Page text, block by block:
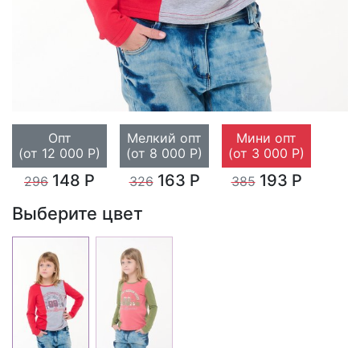
Опт
(от 12 000 Р)
296 148 Р
Мелкий опт
(от 8 000 Р)
326163 Р
Мини опт
(от 3 000 Р)
385193 Р
Выберите цвет